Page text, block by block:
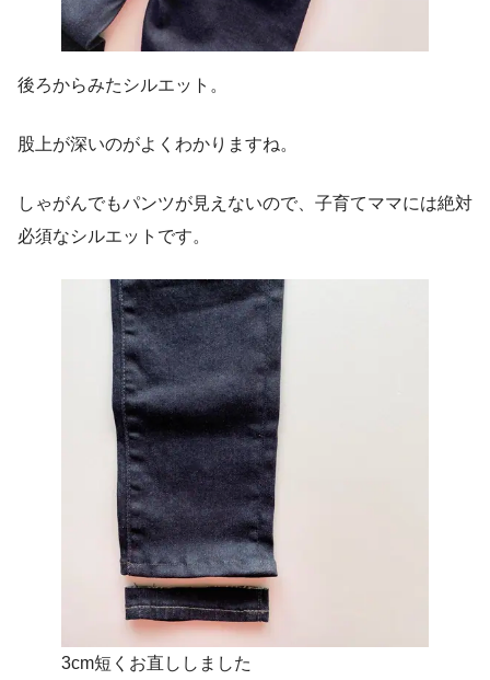
後ろからみたシルエット。
股上が深いのがよくわかりますね。
しゃがんでもパンツが見えないので、子育てママには絶対
必須なシルエットです。
3cm短くお直ししました